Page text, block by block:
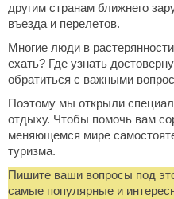
другим странам ближнего
въезда и перелетов.
Многие люди в
ехать? Где узнать
обратиться с важными
Поэтому мы открыли
отдыху. Чтобы помочь вам
меняющемся мире
туризма.
Пишите ваши вопросы под
самые популярные и